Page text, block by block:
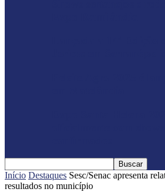
Início Destaques Sesc/Senac apresenta
resultados no município